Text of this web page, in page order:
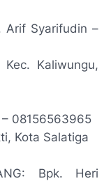
Arif Syarifudin –
Kaliwungu,
– 08156563965
Kota Salatiga
Bpk. Heri